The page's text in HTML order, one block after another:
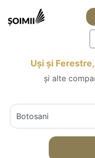
Uși și
și alte